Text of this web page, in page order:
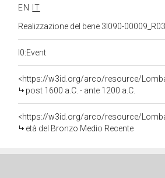
EN
IT
Realizzazione del bene 3l090-
l0:Event
<https://w3id.org/arco/resource/
post 1600 a.C. - ante 1200 a.C.
<https://w3id.org/arco/resource/
età del Bronzo Medio Recente